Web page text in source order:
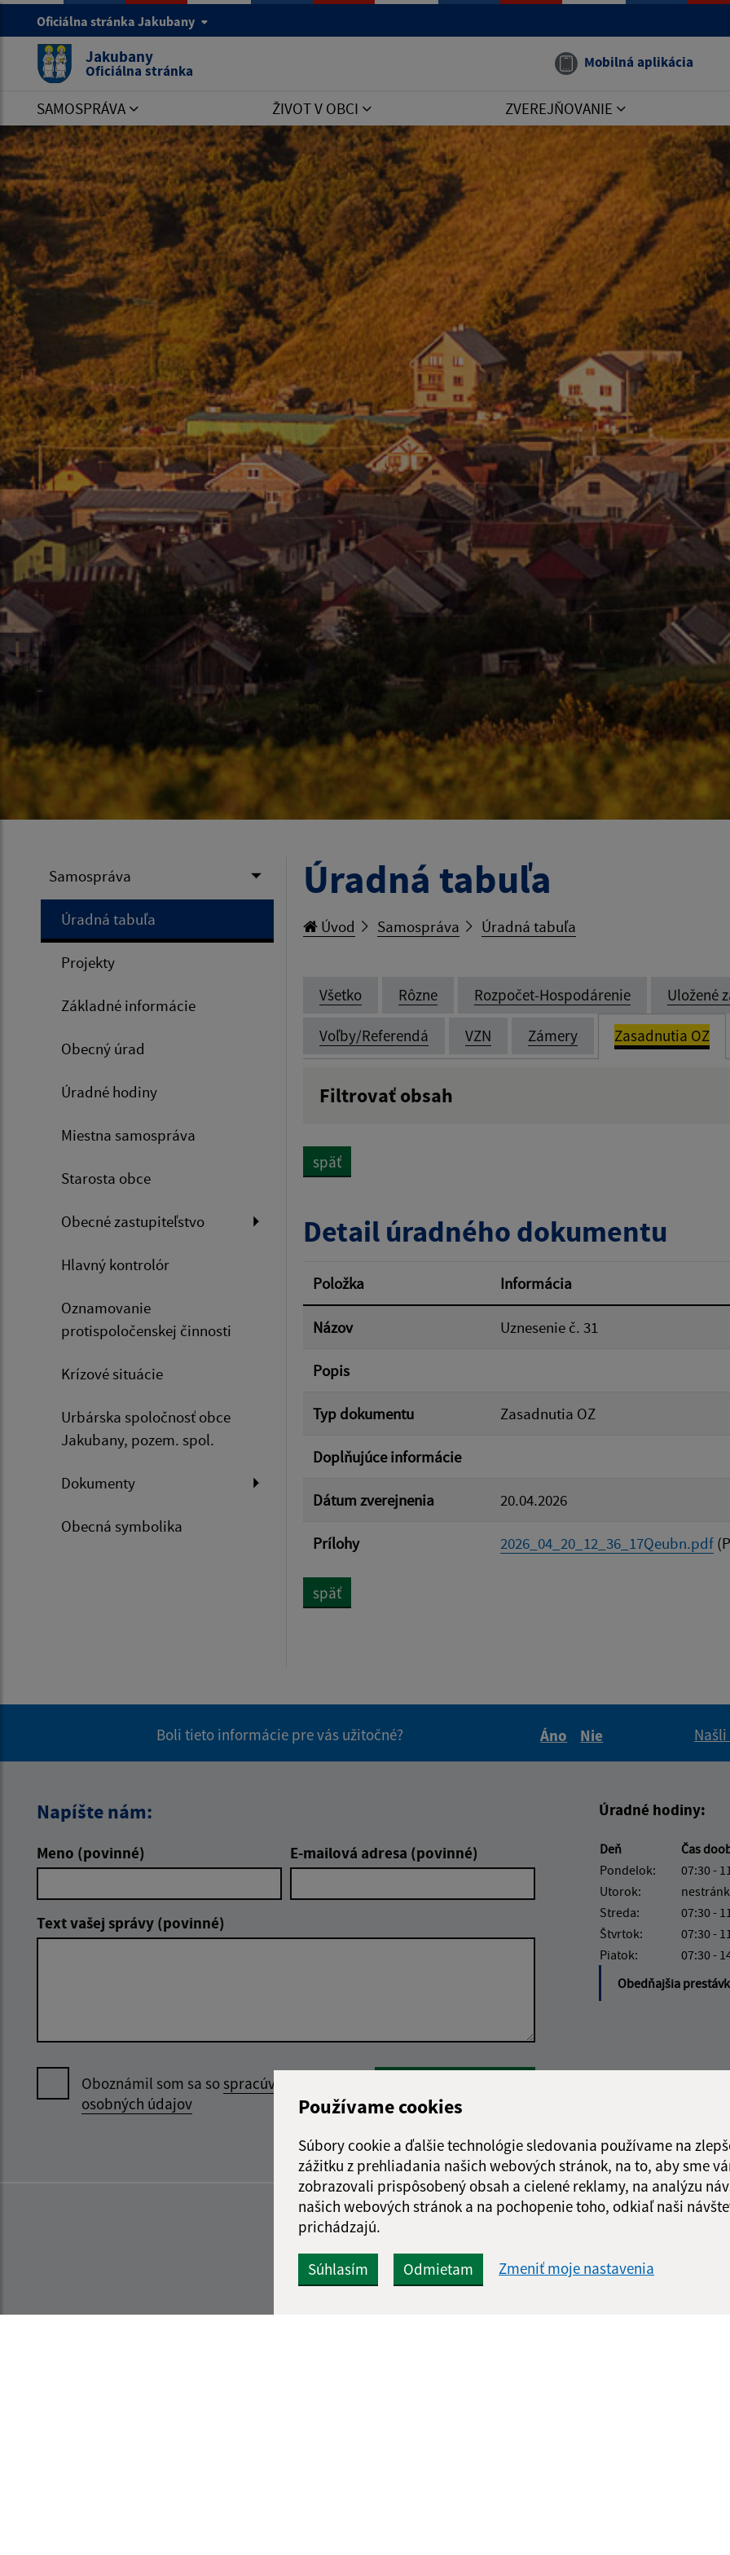
Používame cookies
Súbory cookie a ďalšie technológie sledovania používame na
zážitku z prehliadania našich webových stránok, na to, aby sme
zobrazovali prispôsobený obsah a cielené reklamy, na analýzu
našich webových stránok a na pochopenie toho, odkiaľ naši
prichádzajú.
Súhlasím Odmietam Zmeniť moje nastavenia
Oficiálna stránka Jakubany
Jakubany
Oficiálna stránka Mobilná aplikácia
SAMOSPRÁVA ŽIVOT V OBCI ZVEREJŇOVANIE
Samospráva
Úradná tabuľa
Projekty
Základné informácie
Obecný úrad
Úradné hodiny
Miestna samospráva
Starosta obce
Obecné zastupiteľstvo
Hlavný kontrolór
Oznamovanie
protispoločenskej činnosti
Krízové situácie
Urbárska spoločnosť obce
Jakubany, pozem. spol.
Dokumenty
Obecná symbolika
Úradná tabuľa
Úvod Samospráva Úradná tabuľa
Všetko Rôzne Rozpočet-Hospodárenie Uložené
Voľby/Referendá VZN Zámery Zasadnutia OZ
Filtrovať obsah
Filtrovať
späť
Detail úradného dokumentu
Položka Informácia
Názov Uznesenie č. 31
Popis
Typ dokumentu Zasadnutia OZ
Doplňujúce informácie
Dátum zverejnenia 20.04.2026
Prílohy 2026_04_20_12_36_17Qeubn.pdf
späť
Boli tieto informácie pre vás užitočné?
Áno
Nie
Napíšte nám:
Meno (povinné) E-mailová adresa (povinné)
Text vašej správy (povinné)
Oboznámil som sa sospracúvaním
osobných údajov
Úradné hodiny:
Deň Čas
Pondelok:
07:30 -
Utorok:
Streda:
07:30 -
Štvrtok:
07:30 -
Piatok:
07:30 -
Obedňajšia